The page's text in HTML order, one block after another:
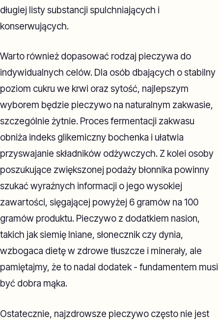
długiej listy substancji spulchniających i
konserwujących.
Warto również dopasować rodzaj pieczywa do
indywidualnych celów. Dla osób dbających o stabilny
poziom cukru we krwi oraz sytość, najlepszym
wyborem będzie pieczywo na naturalnym zakwasie,
szczególnie żytnie. Proces fermentacji zakwasu
obniża indeks glikemiczny bochenka i ułatwia
przyswajanie składników odżywczych. Z kolei osoby
poszukujące zwiększonej podaży błonnika powinny
szukać wyraźnych informacji o jego wysokiej
zawartości, sięgającej powyżej 6 gramów na 100
gramów produktu. Pieczywo z dodatkiem nasion,
takich jak siemię lniane, słonecznik czy dynia,
wzbogaca dietę w zdrowe tłuszcze i minerały, ale
pamiętajmy, że to nadal dodatek - fundamentem musi
być dobra mąka.
Ostatecznie, najzdrowsze pieczywo często nie jest